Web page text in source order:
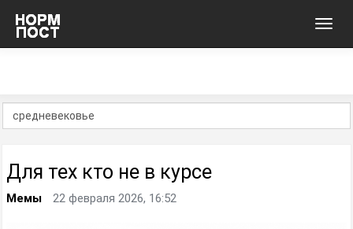
Для тех кто не в курсе
Мемы 22 февраля 2026, 16:52